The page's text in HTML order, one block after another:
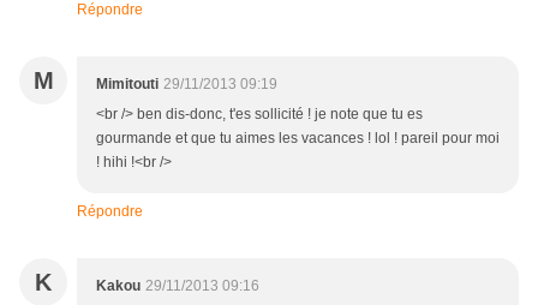
Répondre
M Mimitouti 29/11/2013 09:19
<br /> ben dis-donc, t'es sollicité ! je note que tu es
gourmande et que tu aimes les vacances ! lol ! pareil pour moi
! hihi !<br />
Répondre
K Kakou 29/11/2013 09:16